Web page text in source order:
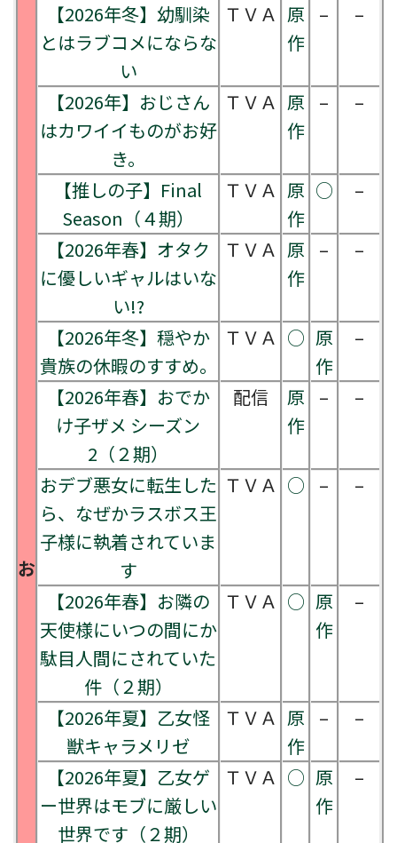
お
【2026年冬】幼馴染
とはラブコメにならな
い
ＴＶＡ 原
作
– –
【2026年】おじさん
はカワイイものがお好
き。
ＴＶＡ 原
作
– –
【推しの子】Final
Season（４期）
ＴＶＡ 原
作
○ –
【2026年春】オタク
に優しいギャルはいな
い!?
ＴＶＡ 原
作
– –
【2026年冬】穏やか
貴族の休暇のすすめ。
ＴＶＡ ○ 原
作
–
【2026年春】おでか
け子ザメ シーズン
2（２期）
配信
原
作
– –
おデブ悪女に転生した
ら、なぜかラスボス王
子様に執着されていま
す
ＴＶＡ ○ – –
【2026年春】お隣の
天使様にいつの間にか
駄目人間にされていた
件（２期）
ＴＶＡ ○ 原
作
–
【2026年夏】乙女怪
獣キャラメリゼ
ＴＶＡ 原
作
– –
【2026年夏】乙女ゲ
ー世界はモブに厳しい
世界です（２期）
ＴＶＡ ○ 原
作
–